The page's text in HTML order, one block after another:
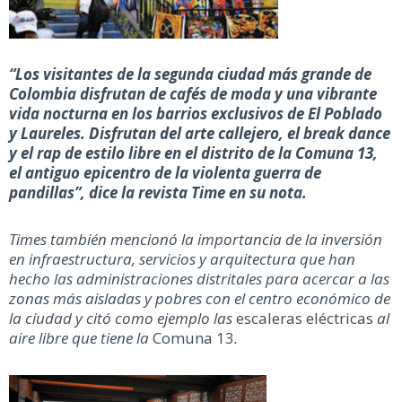
“Los visitantes de la segunda ciudad más grande de
Colombia disfrutan de cafés de moda y una vibrante
vida nocturna en los barrios exclusivos de El Poblado
y Laureles. Disfrutan del arte callejero, el break dance
y el rap de estilo libre en el distrito de la Comuna 13,
el antiguo epicentro de la violenta guerra de
pandillas”, dice la revista Time en su nota.
Times también mencionó la importancia de la inversión
en infraestructura, servicios y arquitectura que han
hecho las administraciones distritales para acercar a las
zonas más aisladas y pobres con el centro económico de
la ciudad y citó como ejemplo lasescaleras eléctricas al
aire libre que tiene laComuna 13.